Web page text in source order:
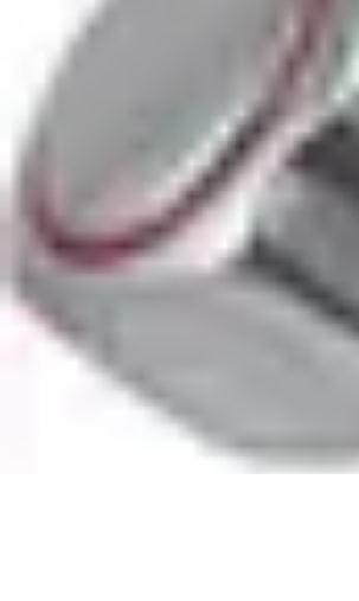
Médecine Traditionnelle
Pratiques et Remèdes
Introduction à la